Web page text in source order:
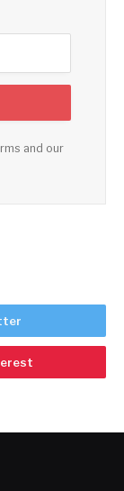
and our